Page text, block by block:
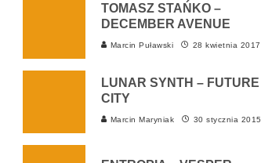
TOMASZ STAŃKO –
DECEMBER AVENUE
Marcin Puławski 28 kwietnia 2017
LUNAR SYNTH – FUTURE
CITY
Marcin Maryniak 30 stycznia 2015